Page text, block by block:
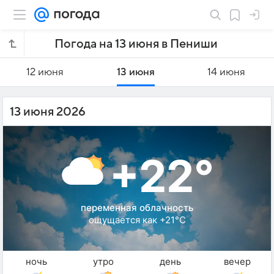
Погода на 13 июня в Пениши
12 июня 13 июня 14 июня
13 июня 2026
+22°
переменная облачность
ощущается как +21°C
ночь утро день вечер